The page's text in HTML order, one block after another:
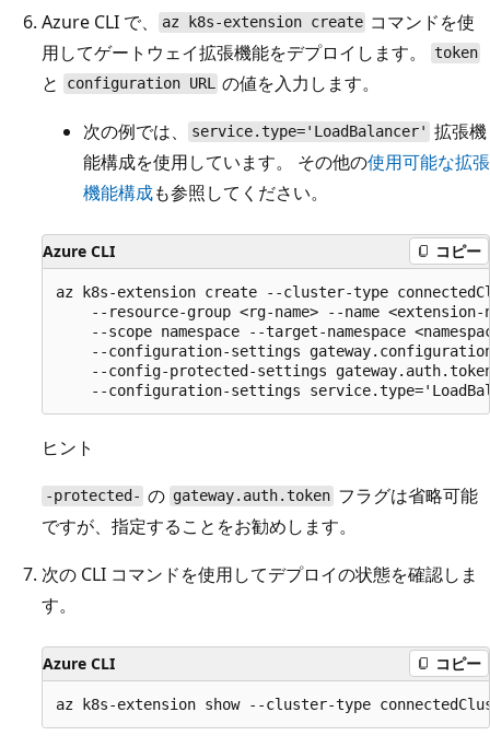
Azure CLI で、
az k8s-extension create コマンドを使
用してゲートウェイ拡張機能をデプロイします。
token
と configuration URL の値を入力します。
次の例では、
service.type='LoadBalancer' 拡張機
能構成を使用しています。 その他の使用可能な拡張
機能構成も参照してください。
Azure CLI コピー
az k8s-extension create --cluster-type
--resource-group <rg-name> --name
--scope namespace --target-namespace
--configuration-settings
--config-protected-settings
ヒント
-protected- の gateway.auth.token フラグは省略可能
ですが、指定することをお勧めします。
次の CLI コマンドを使用してデプロイの状態を確認しま
す。
Azure CLI コピー